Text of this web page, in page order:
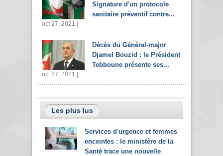
Signature d'un protocole
sanitaire préventif contre...
oct 27, 2021 |
Décès du Général-major
Djamel Bouzid : le Président
Tebboune présente ses...
oct 27, 2021 |
Les plus lus
Services d'urgence et femmes
enceintes : le ministère de la
Santé trace une nouvelle